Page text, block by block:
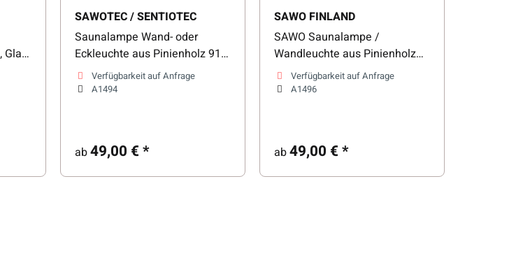
Glas
SAWOTEC / SENTIOTEC
Saunalampe Wand- oder
Eckleuchte aus Pinienholz 915-
VP
Verfügbarkeit auf Anfrage
A1494
ab49,00 €*
SAWO FINLAND
SAWO Saunalampe /
Wandleuchte aus Pinienholz
913-VP
Verfügbarkeit auf Anfrage
A1496
ab49,00 €*